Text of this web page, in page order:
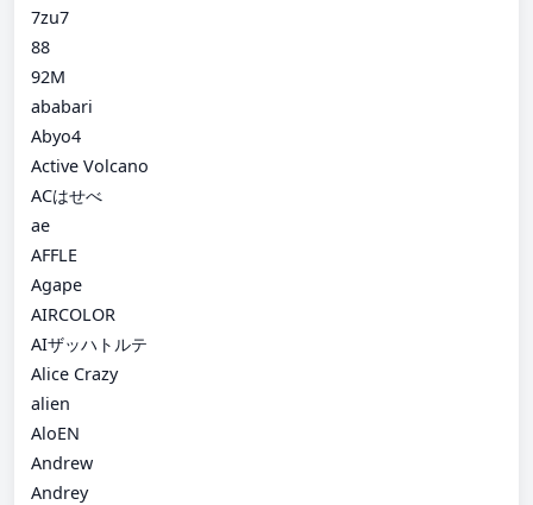
7zu7
88
92M
ababari
Abyo4
Active Volcano
ACはせべ
ae
AFFLE
Agape
AIRCOLOR
AIザッハトルテ
Alice Crazy
alien
AloEN
Andrew
Andrey